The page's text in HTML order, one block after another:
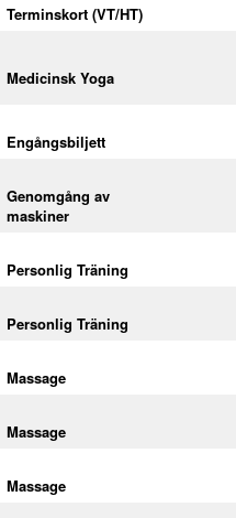
Terminskort (VT/HT)
Medicinsk Yoga
Engångsbiljett
Genomgång av
maskiner
Personlig Träning
Personlig Träning
Massage
Massage
Massage